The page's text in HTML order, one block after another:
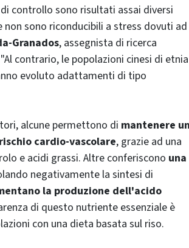
controllo sono risultati assai diversi
sono riconducibili a stress dovuti ad
Granados, assegnista di ricerca
contrario, le popolazioni cinesi di etnia
evoluto adattamenti di tipo
alcune permettono di mantenere un
cardio-vascolare, grazie ad una
e acidi grassi. Altre conferiscono una
negativamente la sintesi di
la produzione dell'acido
di questo nutriente essenziale è
con una dieta basata sul riso.